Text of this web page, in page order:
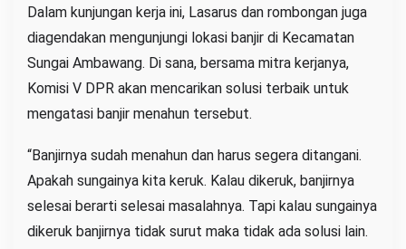
Dalam kunjungan kerja ini, Lasarus dan rombongan juga
diagendakan mengunjungi lokasi banjir di Kecamatan
Sungai Ambawang. Di sana, bersama mitra kerjanya,
Komisi V DPR akan mencarikan solusi terbaik untuk
mengatasi banjir menahun tersebut.
“Banjirnya sudah menahun dan harus segera ditangani.
Apakah sungainya kita keruk. Kalau dikeruk, banjirnya
selesai berarti selesai masalahnya. Tapi kalau sungainya
dikeruk banjirnya tidak surut maka tidak ada solusi lain.